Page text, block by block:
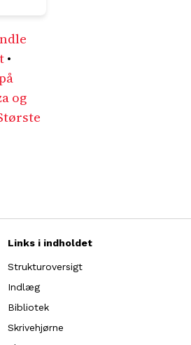
•
og
Links i indholdet
Strukturoversigt
Indlæg
Bibliotek
Skrivehjørne